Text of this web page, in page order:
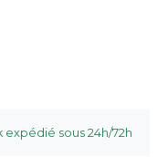
expédié sous 24h/72h